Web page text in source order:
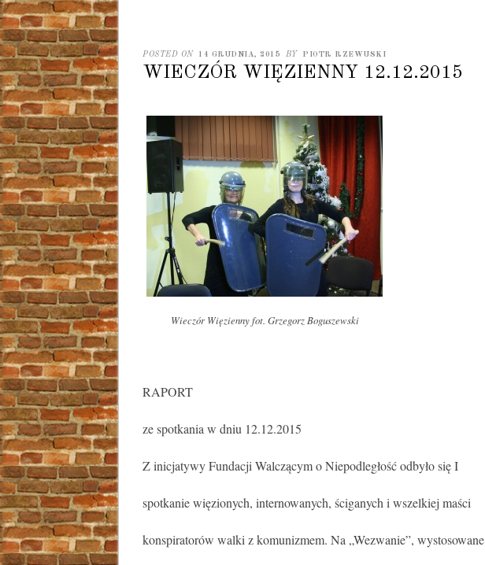
POSTED ON 14 GRUDNIA, 2015 BY PIOTR RZEWUSKI
WIECZÓR WIĘZIENNY 12.12.2015
Wieczór Więzienny fot. Grzegorz Boguszewski
RAPORT
ze spotkania w dniu 12.12.2015
Z inicjatywy Fundacji Walczącym o Niepodległość odbyło się I
spotkanie więzionych, internowanych, ściganych i wszelkiej maści
konspiratorów walki z komunizmem. Na „Wezwanie”, wystosowane